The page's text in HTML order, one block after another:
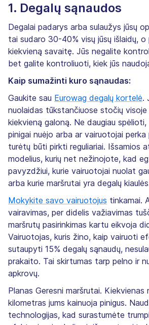
1. Degalų sąnaudos
Degalai padarys arba sulaužys jūsų
tai sudaro 30-40% visų jūsų išlaidų,
kiekvieną savaitę. Jūs negalite
bet galite kontroliuoti, kiek jūs
Kaip sumažinti kuro sąnaudas:
Gaukite sau Eurowag degalų kortelė.
nuolaidas tūkstančiuose stočių visoje
kiekvieną galoną. Ne daugiau spėlioti,
pinigai nuėjo arba ar vairuotojai perka
turėtų būti pirkti reguliariai. Išsamios
modelius, kurių net nežinojote, kad
pavyzdžiui, kurie vairuotojai nuolat
arba kurie maršrutai yra degalų
Mokykite savo vairuotojus tinkamai.
vairavimas, per didelis važiavimas
maršrutų pasirinkimas kartu eikvoja
Vairuotojas, kuris žino, kaip vairuoti
sutaupyti 15% degalų sąnaudų,
prakaito. Tai skirtumas tarp pelno ir
apkrovų.
Planas Geresni maršrutai. Kiekvienas
kilometras jums kainuoja pinigus.
technologijas, kad surastumėte